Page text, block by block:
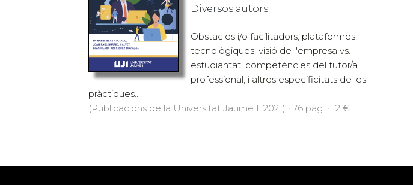
Diversos autors
Obstacles i/o facilitadors, plataformes
tecnològiques, visió de l'empresa vs.
estudiantat, competències del tutor/a
professional, i altres especificitats de les
pràctiques...
(Publicacions de la Universitat Jaume I, 2021) · 76 pàg. · 12 €